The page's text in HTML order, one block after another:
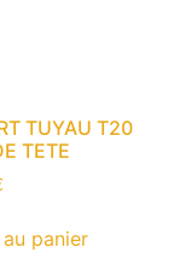
TUYAU T20
TETE
panier